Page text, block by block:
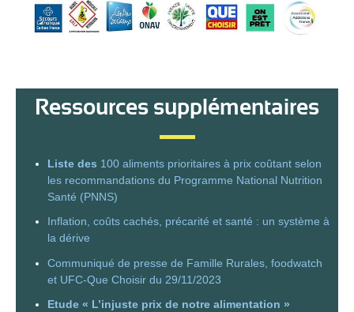
Ressources supplémentaires
Liste des 100 aliments prioritaires à prix coûtant selon
les recommandations du Programme National Nutrition
Santé (PNNS)
Inflation, coûts cachés, précarité et santé : un système à
la dérive
Communiqué de presse de Famille Rurales, foodwatch
et UFC-Que Choisir du 29/11/2023
Etude « L’injuste prix de notre alimentation »